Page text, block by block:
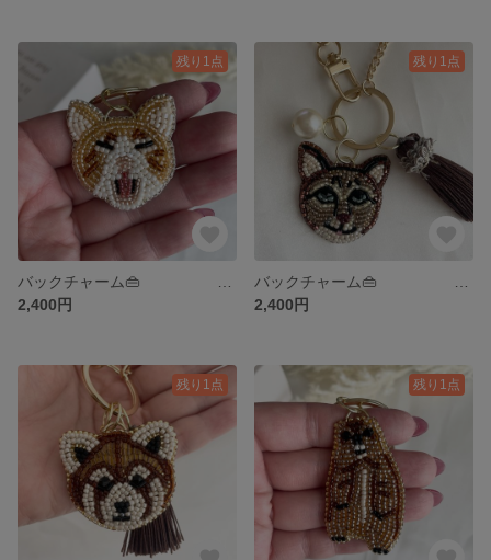
残り1点
2,400円
残り1点
2,400円
残り1点 残り1点